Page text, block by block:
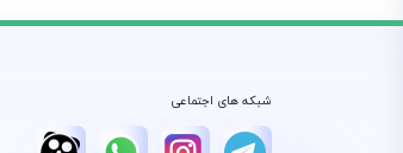
شبکه های اجتماعی